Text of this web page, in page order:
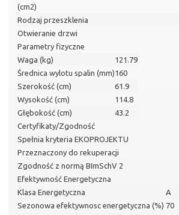
(cm2)
Rodzaj przeszklenia
Otwieranie drzwi
Parametry fizyczne
Waga (kg)
121.79
Średnica wylotu spalin (mm)160
Szerokość (cm)
61.9
Wysokość (cm)
114.8
Głębokość (cm)
43.2
Certyfikaty/Zgodność
Spełnia kryteria EKOPROJEKTU
Przeznaczony do rekuperacji
Zgodność z normą BImSchV 2
Efektywność Energetyczna
Klasa Energetyczna
A
Sezonowa efektywnosc energetyczna (%) 70